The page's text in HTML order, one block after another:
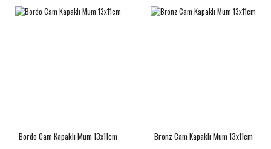
Bordo Cam Kapaklı Mum 13x11cm Bronz Cam Kapaklı Mum 13x11cm